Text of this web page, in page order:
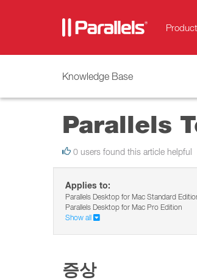
Knowledge Base
Parallels
0 users found this article helpful
Applies to:
Parallels Desktop for Mac Standard
Parallels Desktop for Mac Pro Edition
Show all
증상